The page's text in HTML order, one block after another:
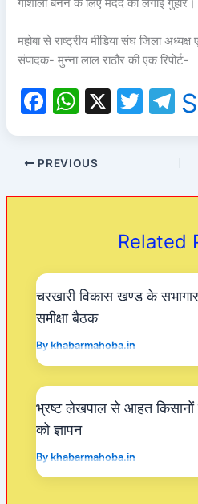
महोबा से राष्ट्रीय मीडिया संघ जिला
संपादक- मुन्ना लाल राठौर की एक रिपोर्ट-
F
c
b
k
W
at
A
X
T
T
a
m
PREVIOUS
Related
चरखारी विकास खण्ड के
समीक्षा बैठक
Bykhabarmahoba.in
भ्रष्ट लेखपाल से आहत किसानों
को ज्ञापन
Bykhabarmahoba.in